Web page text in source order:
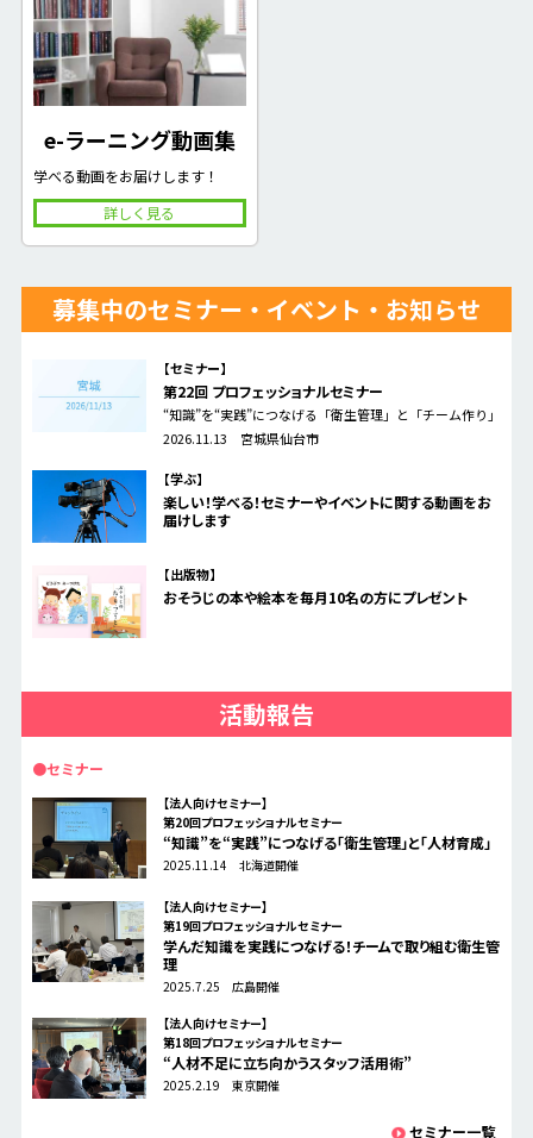
e-ラーニング動画集
学べる動画をお届けします！​
詳しく見る
募集中のセミナー・イベント・お知らせ
【セミナー】
第22回 プロフェッショナルセミナー
“知識”を“実践”につなげる「衛生管理」と「チーム作り」
2026.11.13 宮城県仙台市
【学ぶ】
楽しい！学べる！セミナーやイベントに関する動画をお
届けします
【出版物】
おそうじの本や絵本を毎月10名の方にプレゼント
活動報告
●セミナー
【法人向けセミナー】
第20回プロフェッショナルセミナー
“知識”を“実践”につなげる「衛生管理」と「人材育成」
2025.11.14 北海道開催
【法人向けセミナー】
第19回プロフェッショナルセミナー
学んだ知識を実践につなげる！チームで取り組む衛生管
理
2025.7.25 広島開催
【法人向けセミナー】
第18回プロフェッショナルセミナー
“人材不足に立ち向かうスタッフ活用術”
2025.2.19 東京開催
セミナー一覧